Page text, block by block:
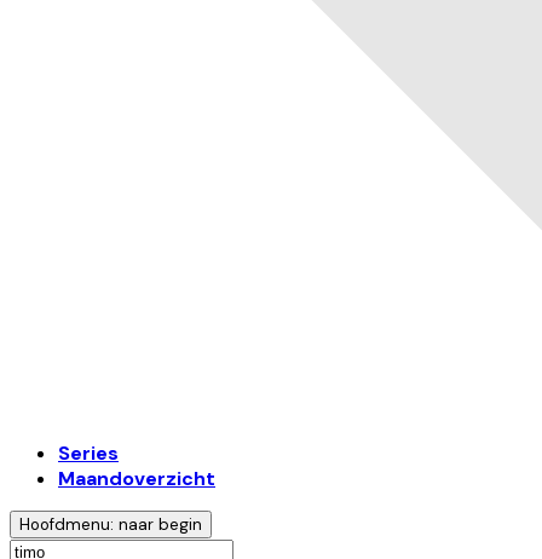
Series
Maandoverzicht
Hoofdmenu: naar begin